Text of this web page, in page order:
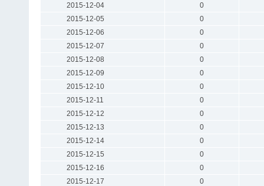
2015-12-04
0
2015-12-05
0
2015-12-06
0
2015-12-07
0
2015-12-08
0
2015-12-09
0
2015-12-10
0
2015-12-11
0
2015-12-12
0
2015-12-13
0
2015-12-14
0
2015-12-15
0
2015-12-16
0
2015-12-17
0